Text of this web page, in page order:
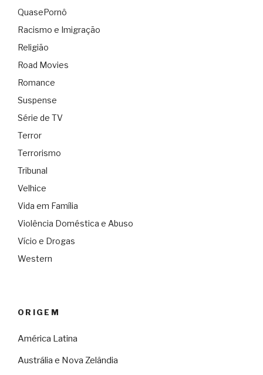
QuasePornô
Racismo e Imigração
Religião
Road Movies
Romance
Suspense
Série de TV
Terror
Terrorismo
Tribunal
Velhice
Vida em Família
Violência Doméstica e Abuso
Vício e Drogas
Western
ORIGEM
América Latina
Austrália e Nova Zelândia